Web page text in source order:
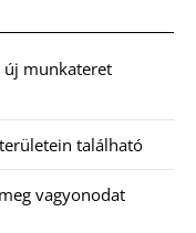
új munkateret
található
vagyonodat